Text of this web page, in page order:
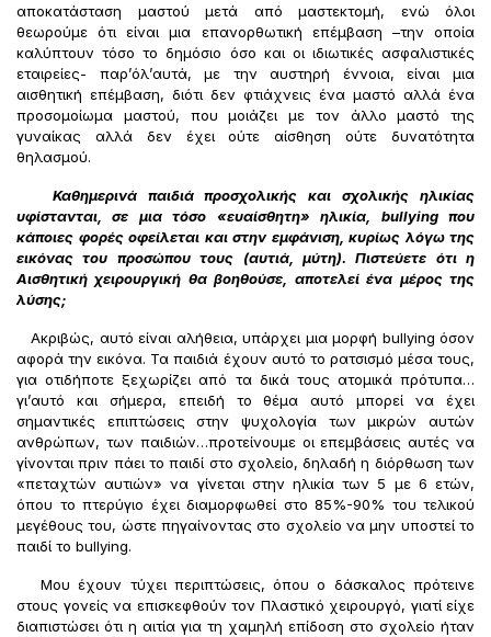
αποκατάσταση μαστού μετά από μαστεκτομή, ενώ όλοι
θεωρούμε ότι είναι μια επανορθωτική επέμβαση –την οποία
καλύπτουν τόσο το δημόσιο όσο και οι ιδιωτικές ασφαλιστικές
εταιρείες- παρ’όλ’αυτά, με την αυστηρή έννοια, είναι μια
αισθητική επέμβαση, διότι δεν φτιάχνεις ένα μαστό αλλά ένα
προσομοίωμα μαστού, που μοιάζει με τον άλλο μαστό της
γυναίκας αλλά δεν έχει ούτε αίσθηση ούτε δυνατότητα
θηλασμού.
Καθημερινά παιδιά προσχολικής και σχολικής ηλικίας
υφίστανται, σε μια τόσο «ευαίσθητη» ηλικία, bullying που
κάποιες φορές οφείλεται και στην εμφάνιση, κυρίως λόγω της
εικόνας του προσώπου τους (αυτιά, μύτη). Πιστεύετε ότι η
Αισθητική χειρουργική θα βοηθούσε, αποτελεί ένα μέρος της
λύσης;
Ακριβώς, αυτό είναι αλήθεια, υπάρχει μια μορφή bullying όσον
αφορά την εικόνα. Τα παιδιά έχουν αυτό το ρατσισμό μέσα τους,
για οτιδήποτε ξεχωρίζει από τα δικά τους ατομικά πρότυπα…
γι’αυτό και σήμερα, επειδή το θέμα αυτό μπορεί να έχει
σημαντικές επιπτώσεις στην ψυχολογία των μικρών αυτών
ανθρώπων, των παιδιών…προτείνουμε οι επεμβάσεις αυτές να
γίνονται πριν πάει το παιδί στο σχολείο, δηλαδή η διόρθωση των
«πεταχτών αυτιών» να γίνεται στην ηλικία των 5 με 6 ετών,
όπου το πτερύγιο έχει διαμορφωθεί στο 85%-90% του τελικού
μεγέθους του, ώστε πηγαίνοντας στο σχολείο να μην υποστεί το
παιδί το bullying.
Μου έχουν τύχει περιπτώσεις, όπου ο δάσκαλος πρότεινε
στους γονείς να επισκεφθούν τον Πλαστικό χειρουργό, γιατί είχε
διαπιστώσει ότι η αιτία για τη χαμηλή επίδοση στο σχολείο ήταν